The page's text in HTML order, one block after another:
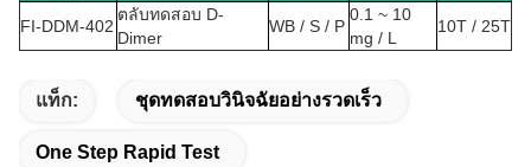
FI-DDM-402
ตลับทดสอบ D-
Dimer
WB / S / P
0.1 ~ 10
mg / L
10T / 25T
แท็ก: ชุดทดสอบวินิจฉัยอย่างรวดเร็ว
One Step Rapid Test